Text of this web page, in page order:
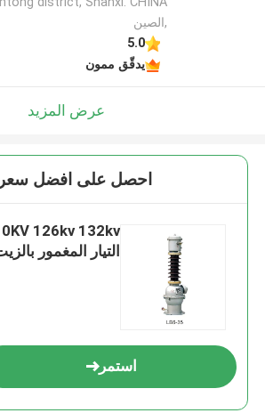
,الصين
5.0
يدقّق ممون
عرض المزيد
احصل على افضل
التيار المغمور
استمر